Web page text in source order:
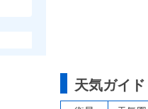
天気ガイド